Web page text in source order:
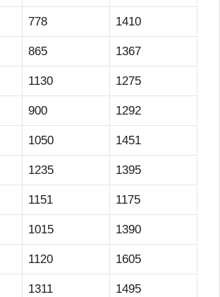
778 1410
865 1367
1130 1275
900 1292
1050 1451
1235 1395
1151 1175
1015 1390
1120 1605
1311 1495